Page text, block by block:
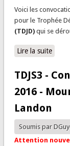
Voici les
pour le Trophée
(TDJD)qui se
Lire la suitede
TDJS3 -
2016 -
Landon
Soumis par
Attention